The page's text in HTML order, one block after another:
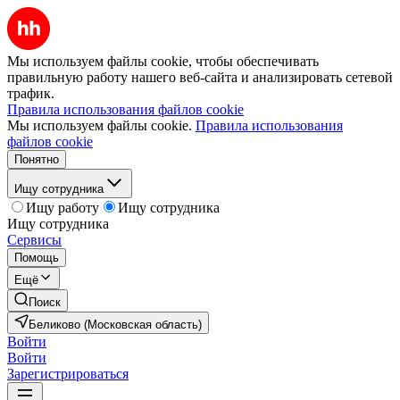
Мы используем файлы cookie, чтобы обеспечивать
правильную работу нашего веб-сайта и анализировать сетевой
трафик.
Правила использования файлов cookie
Мы используем файлы cookie. Правила использования
файлов cookie
Понятно
Ищу сотрудника
Ищу работу
Ищу сотрудника
Ищу сотрудника
Сервисы
Помощь
Ещё
Поиск
Беликово (Московская область)
Войти
Войти
Зарегистрироваться